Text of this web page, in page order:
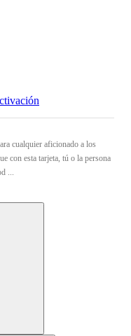
cualquier aficionado a los
con esta tarjeta, tú o la persona
...